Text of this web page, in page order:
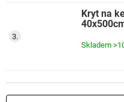
Kryt na keře WINTERTEX tunel UV 30g
Skladem